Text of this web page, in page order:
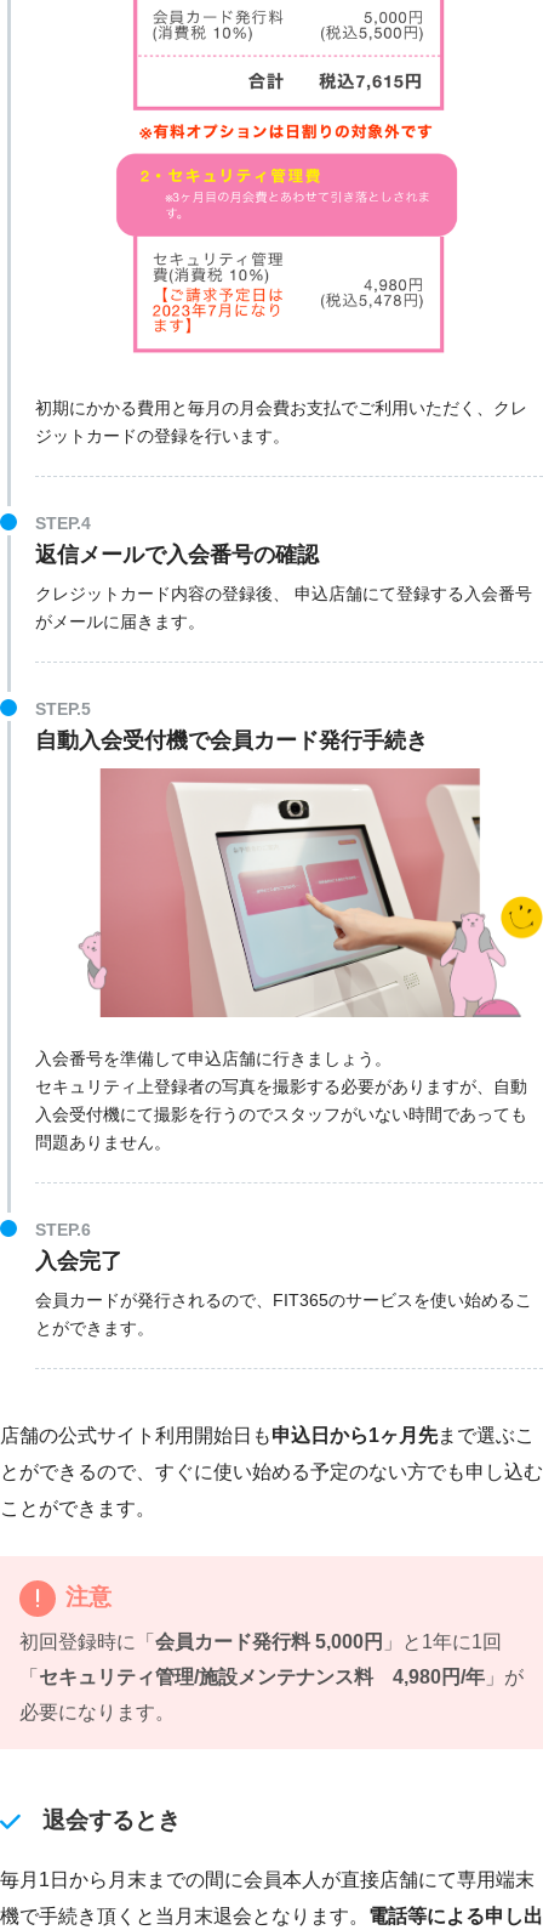
初期にかかる費用と毎月の月会費お支払でご利用いただく、クレ
ジットカードの登録を行います。
STEP.4
返信メールで入会番号の確認
クレジットカード内容の登録後、 申込店舗にて登録する入会番号
がメールに届きます。
STEP.5
自動入会受付機で会員カード発行手続き
入会番号を準備して申込店舗に行きましょう。
セキュリティ上登録者の写真を撮影する必要がありますが、自動
入会受付機にて撮影を行うのでスタッフがいない時間であっても
問題ありません。
STEP.6
入会完了
会員カードが発行されるので、FIT365のサービスを使い始めるこ
とができます。
店舗の公式サイト利用開始日も申込日から1ヶ月先まで選ぶこ
とができるので、すぐに使い始める予定のない方でも申し込む
ことができます。
注意
初回登録時に「 会員カード発行料 5,000円 」と1年に1回
「 セキュリティ管理/施設メンテナンス料 4,980円/年 」が
必要になります。
退会するとき
毎月1日から月末までの間に会員本人が直接店舗にて専用端末
機で手続き頂くと当月末退会となります。 電話等による申し出